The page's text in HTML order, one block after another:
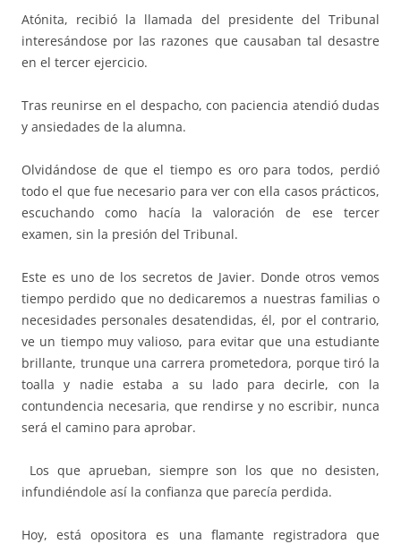
Atónita, recibió la llamada del presidente del Tribunal
interesándose por las razones que causaban tal desastre
en el tercer ejercicio.
Tras reunirse en el despacho, con paciencia atendió dudas
y ansiedades de la alumna.
Olvidándose de que el tiempo es oro para todos, perdió
todo el que fue necesario para ver con ella casos prácticos,
escuchando como hacía la valoración de ese tercer
examen, sin la presión del Tribunal.
Este es uno de los secretos de Javier. Donde otros vemos
tiempo perdido que no dedicaremos a nuestras familias o
necesidades personales desatendidas, él, por el contrario,
ve un tiempo muy valioso, para evitar que una estudiante
brillante, trunque una carrera prometedora, porque tiró la
toalla y nadie estaba a su lado para decirle, con la
contundencia necesaria, que rendirse y no escribir, nunca
será el camino para aprobar.
Los que aprueban, siempre son los que no desisten,
infundiéndole así la confianza que parecía perdida.
Hoy, está opositora es una flamante registradora que